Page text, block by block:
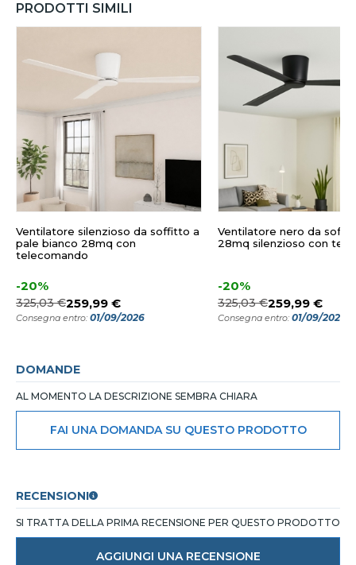
PRODOTTI SIMILI
Ventilatore silenzioso da soffitto a
pale bianco 28mq con
telecomando
-20%
325,03 €259,99 €
Consegna entro: 01/09/2026
Ventilatore nero da
28mq silenzioso con
-20%
325,03 €259,99 €
Consegna entro: 01/09/2026
DOMANDE
AL MOMENTO LA DESCRIZIONE SEMBRA CHIARA
FAI UNA DOMANDA SU QUESTO PRODOTTO
RECENSIONI
SI TRATTA DELLA PRIMA RECENSIONE PER QUESTO PRODOTTO
AGGIUNGI UNA RECENSIONE